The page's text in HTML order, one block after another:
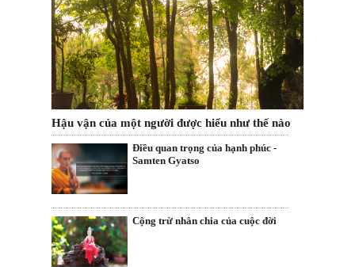
Hậu vận của một người được hiểu như thế nào
Điều quan trọng của hạnh phúc -
Samten Gyatso
Cộng trừ nhân chia của cuộc đời